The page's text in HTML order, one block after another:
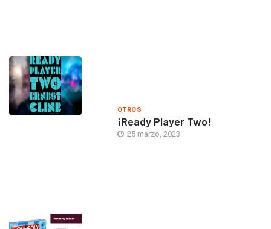
OTROS
¡Ready Player Two!
25 marzo, 2023